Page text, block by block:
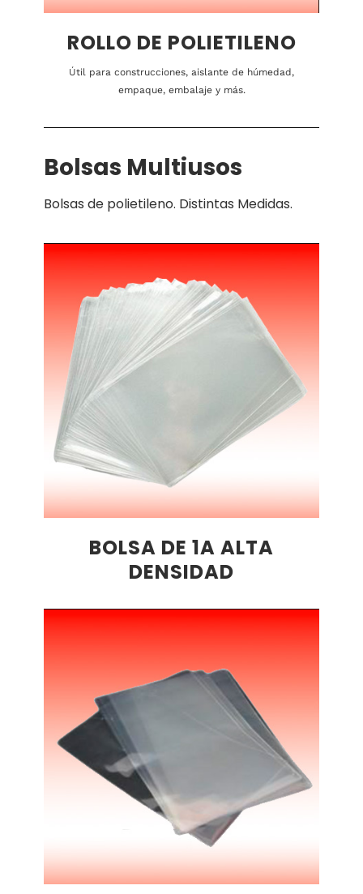
ROLLO DE POLIETILENO
Útil para construcciones, aislante de húmedad,
empaque, embalaje y más.
Bolsas Multiusos
Bolsas de polietileno. Distintas Medidas.
BOLSA DE 1A ALTA
DENSIDAD